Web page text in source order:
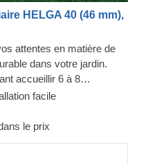
HELGA 40 (46 mm),
attentes en matière de
dans votre jardin.
accueillir 6 à 8
adapté à une famille
amis. Construit en pin
modifié), il vous
long qui est inclus lors
facile
le prix